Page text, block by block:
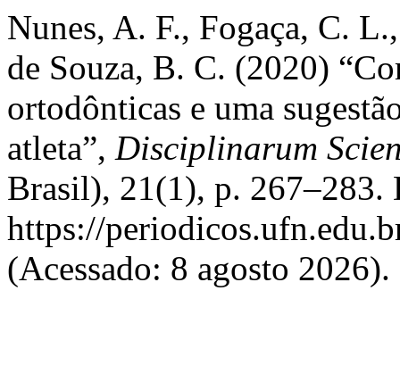
Nunes, A. F., Fogaça, C.
de Souza, B. C. (2020)
ortodônticas e uma
atleta”, Disciplinarum
Brasil), 21(1), p. 267–283.
https://
(Acessado: 8 agosto 2026).